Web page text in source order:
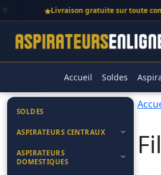
Livraison gratuite sur toute
Accueil Soldes
SOLDES
ASPIRATEURS CENTRAUX
ASPIRATEURS
DOMESTIQUES